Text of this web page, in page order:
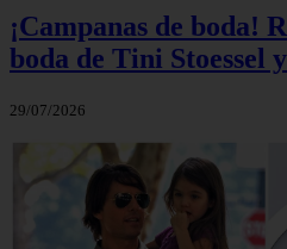
¡Campanas de boda!
boda de Tini Stoessel
29/07/2026